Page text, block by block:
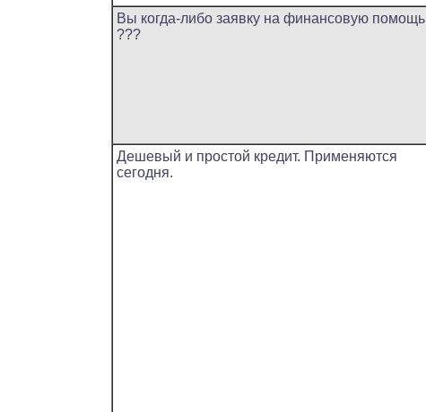
Вы когда-либо заявку на финансовую помощь
???
Дешевый и простой кредит. Применяются
сегодня.